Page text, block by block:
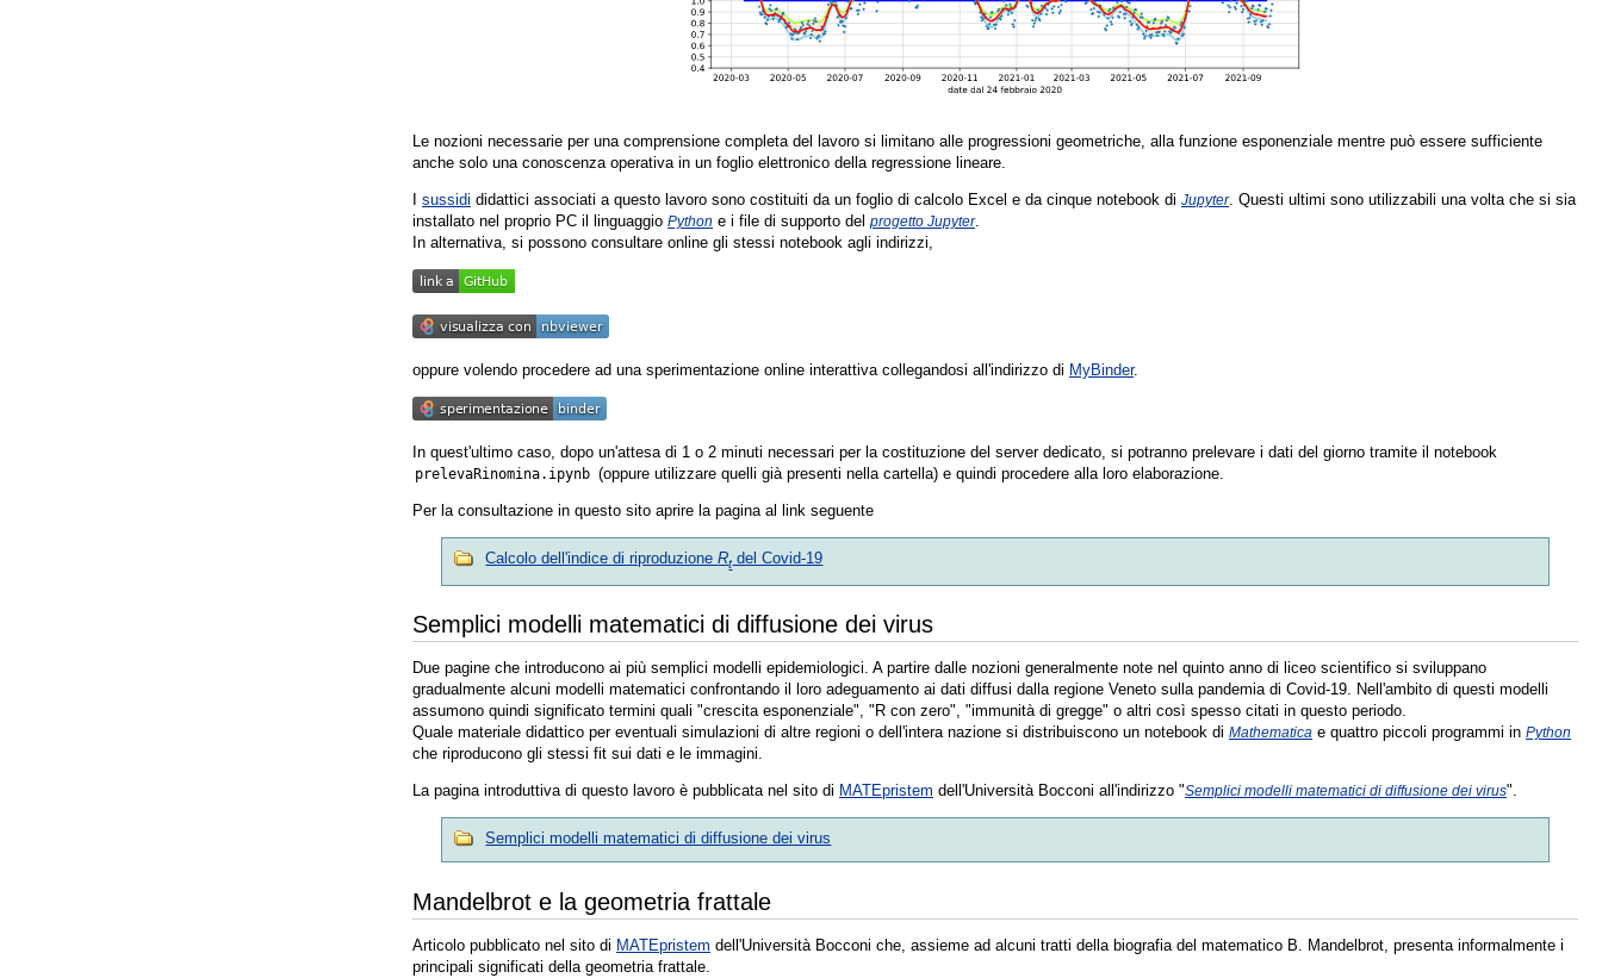
Le nozioni necessarie per una comprensione completa del lavoro si limitano alle progressioni geometriche, alla funzione esponenziale mentre può essere sufficiente
anche solo una conoscenza operativa in un foglio elettronico della regressione lineare.
sussidi didattici associati a questo lavoro sono costituiti da un foglio di calcolo Excel e da cinque notebook di Jupyter. Questi ultimi sono utilizzabili una volta che si sia
installato nel proprio PC il linguaggio Python e i file di supporto del progetto Jupyter.
In alternativa, si possono consultare online gli stessi notebook agli indirizzi,
link a
link a GitHub
GitHub
oppure volendo procedere ad una sperimentazione online interattiva collegandosi all'indirizzo di MyBinder.
In quest'ultimo caso, dopo un'attesa di 1 o 2 minuti necessari per la costituzione del server dedicato, si potranno prelevare i dati del giorno tramite il notebook
prelevaRinomina.ipynb (oppure utilizzare quelli già presenti nella cartella) e quindi procedere alla loro elaborazione.
Per la consultazione in questo sito aprire la pagina al link seguente
Calcolo dell'indice di riproduzioneRtdel Covid-19
Semplici modelli matematici di diffusione dei virus
Due pagine che introducono ai più semplici modelli epidemiologici. A partire dalle nozioni generalmente note nel quinto anno di liceo scientifico si sviluppano
gradualmente alcuni modelli matematici confrontando il loro adeguamento ai dati diffusi dalla regione Veneto sulla pandemia di Covid-19. Nell'ambito di questi modelli
assumono quindi significato termini quali "crescita esponenziale", "R con zero", "immunità di gregge" o altri così spesso citati in questo periodo.
Quale materiale didattico per eventuali simulazioni di altre regioni o dell'intera nazione si distribuiscono un notebook di Mathematica e quattro piccoli programmi in Python
che riproducono gli stessi fit sui dati e le immagini.
La pagina introduttiva di questo lavoro è pubblicata nel sito di MATEpristem dell'Università Bocconi all'indirizzo "Semplici modelli matematici di diffusione dei virus".
Semplici modelli matematici di diffusione dei virus
Mandelbrot e la geometria frattale
Articolo pubblicato nel sito di MATEpristem dell'Università Bocconi che, assieme ad alcuni tratti della biografia del matematico B. Mandelbrot, presenta informalmente i
principali significati della geometria frattale.